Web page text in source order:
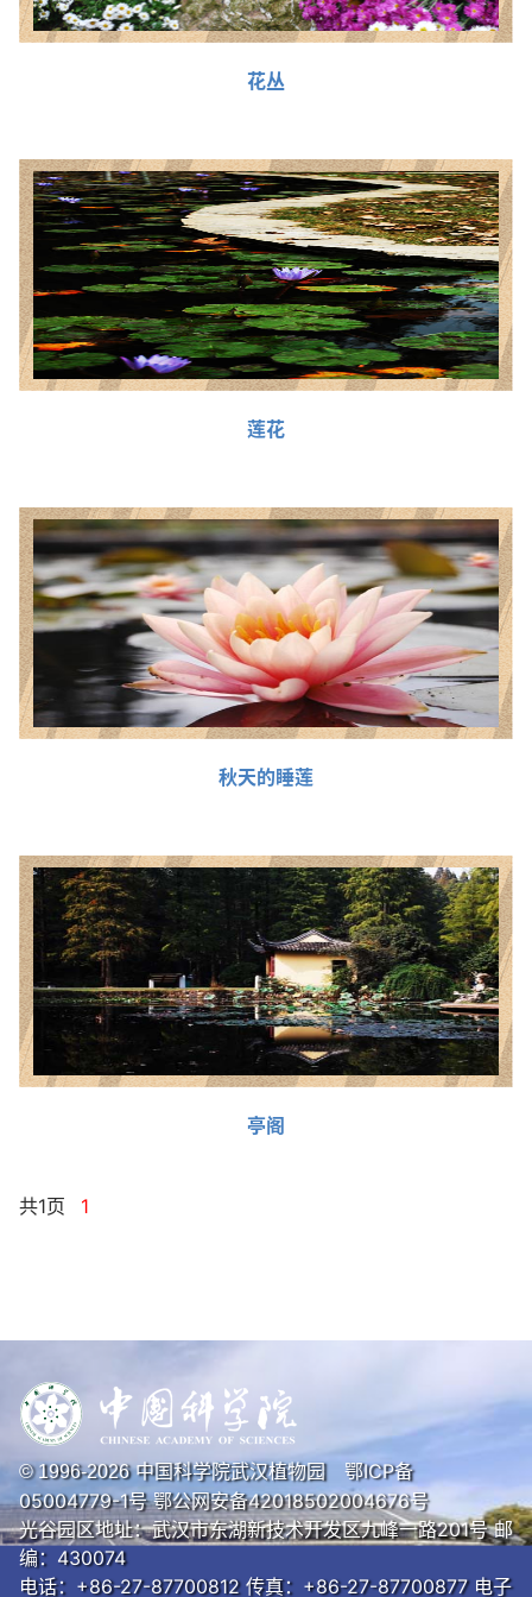
花丛
莲花
秋天的睡莲
亭阁
共1页 1
© 1996-2026中国科学院武汉植物园 鄂ICP备
05004779-1号鄂公网安备42018502004676号
光谷园区地址：武汉市东湖新技术开发区九峰一路201号 邮
编：430074
电话：+86-27-87700812 传真：+86-27-87700877 电子